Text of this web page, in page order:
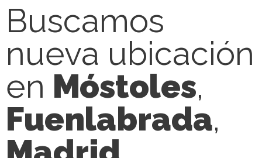
Buscamos
nueva ubicación
en Móstoles,
Fuenlabrada,